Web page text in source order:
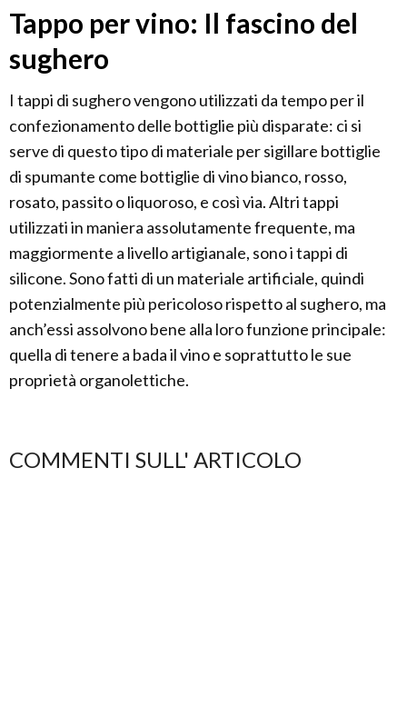
Tappo per vino: Il fascino del
sughero
I tappi di sughero vengono utilizzati da tempo per il
confezionamento delle bottiglie più disparate: ci si
serve di questo tipo di materiale per sigillare bottiglie
di spumante come bottiglie di vino bianco, rosso,
rosato, passito o liquoroso, e così via. Altri tappi
utilizzati in maniera assolutamente frequente, ma
maggiormente a livello artigianale, sono i tappi di
silicone. Sono fatti di un materiale artificiale, quindi
potenzialmente più pericoloso rispetto al sughero, ma
anch’essi assolvono bene alla loro funzione principale:
quella di tenere a bada il vino e soprattutto le sue
proprietà organolettiche.
COMMENTI SULL' ARTICOLO